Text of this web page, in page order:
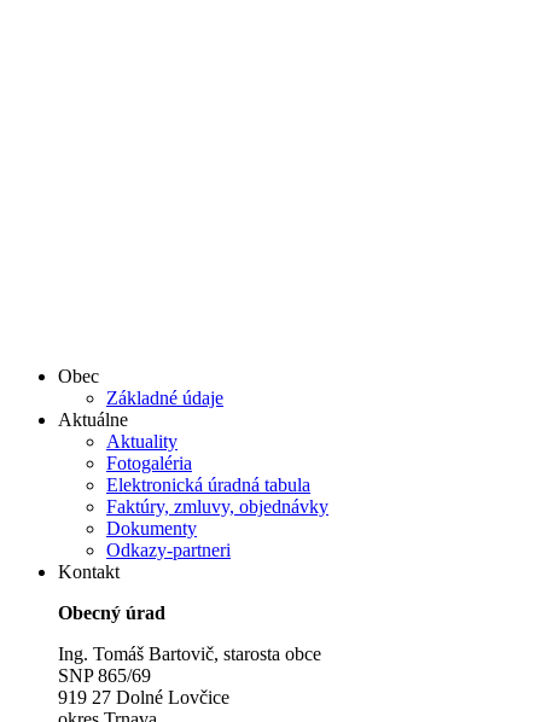
Obec
Základné údaje
Aktuálne
Aktuality
Fotogaléria
Elektronická úradná tabula
Faktúry, zmluvy, objednávky
Dokumenty
Odkazy-partneri
Kontakt
Obecný úrad
Ing. Tomáš Bartovič, starosta obce
SNP 865/69
919 27 Dolné Lovčice